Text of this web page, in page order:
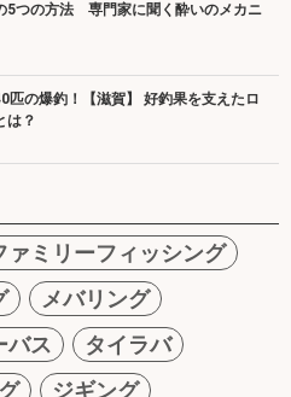
5つの方法 専門家に聞く酔いのメカニ
匹の爆釣！【滋賀】 好釣果を支えたロ
は？
ァミリーフィッシング
メバリング
バス
タイラバ
ジギング